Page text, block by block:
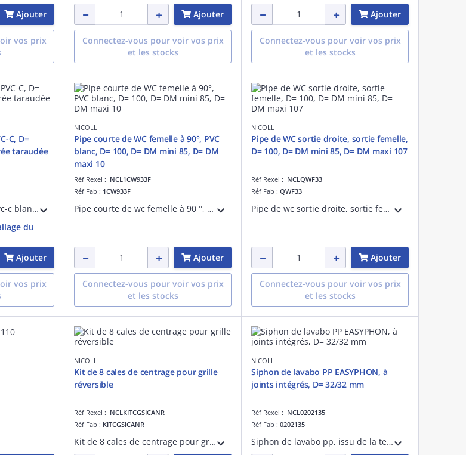
Ajouter
vos prix
Ajouter
Connectez-vous pour voir vos prix
et les stocks
Ajouter
Connectez-vous pour voir vos prix
et les stocks
C, D=
taraudée
Entonnoir siphonné en pvc-c blanc, d= 32/40, sortie verticale entrée taraudée 26x34, ,pour groupe de sécurité
du
Ajouter
vos prix
NICOLL
Pipe courte de WC femelle à 90°, PVC
blanc, D= 100, D= DM mini 85, D= DM
maxi 10
Réf Rexel : NCL1CW933F
Réf Fab : 1CW933F
Pipe courte de wc femelle à 90 °, en pvc blanc, d= 100 mm, d= dm mini 85 mm, d= dm maxi 107 mm, marquage nf, bon comportement au feu conformément à l'article co31
Ajouter
Connectez-vous pour voir vos prix
et les stocks
NICOLL
Pipe de WC sortie droite, sortie femelle,
D= 100, D= DM mini 85, D= DM maxi 107
Réf Rexel : NCLQWF33
Réf Fab : QWF33
Pipe de wc sortie droite, sortie femelle, d= 100 mm, en pvc blanc, d= dm mini 85, d= dm maxi 107, marquage nf contribue au bon comportement au feu conformément à l'article co31
Ajouter
Connectez-vous pour voir vos prix
et les stocks
NICOLL
Kit de 8 cales de centrage pour grille
réversible
Réf Rexel : NCLKITCGSICANR
Réf Fab : KITCGSICANR
Kit de 8 cales de centrage pour grille réversible
NICOLL
Siphon de lavabo PP EASYPHON, à
joints intégrés, D= 32/32 mm
Réf Rexel : NCL0202135
Réf Fab : 0202135
Siphon de lavabo pp, issu de la technologie bi-injection easyphon, à joints intégrés, d= 32/32 mm, étanchéité garantie, réglable en hauteur 189-248 mm, garde d'eau 50 mm, marquage nf en 274